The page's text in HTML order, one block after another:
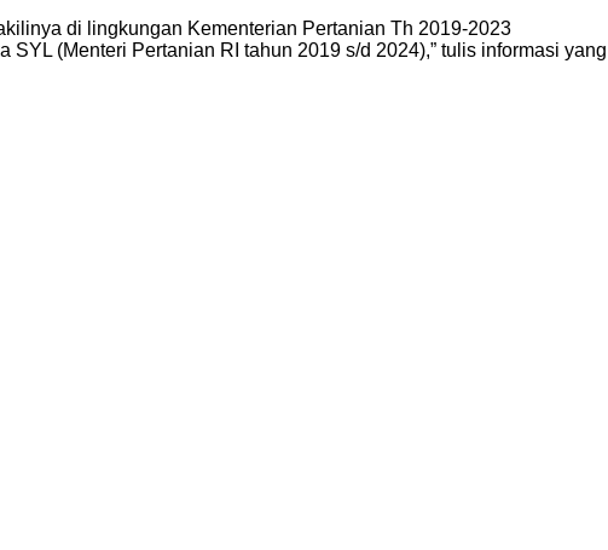
di lingkungan Kementerian Pertanian Th 2019-2023
(Menteri Pertanian RI tahun 2019 s/d 2024),” tulis informasi yang